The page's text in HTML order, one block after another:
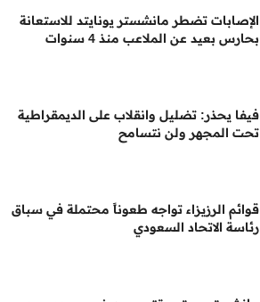
الإصابات تضطر مانشستر يونايتد للاستعانة
بحارس بعيد عن الملاعب منذ 4 سنوات
فيفا يحذر: تضليل وانقلاب على الديمقراطية
تحت المجهر ولن نتسامح
قوائم الرزيزاء تواجه طعوناً محتملة في سباق
رئاسة الاتحاد السعودي